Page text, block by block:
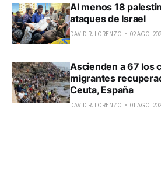
Al menos 18
ataques de Israel
DAVID R. LORENZO 02 AGO.
Ascienden a 67 los
migrantes
Ceuta, España
DAVID R. LORENZO 01 AGO.